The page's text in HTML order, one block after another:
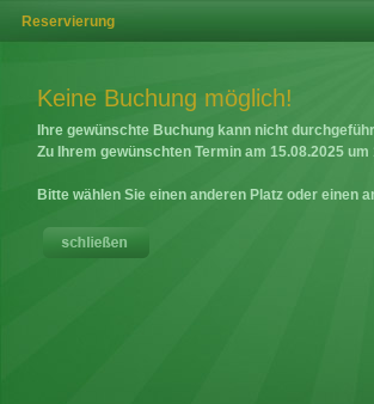
Reservierung
Keine Buchung möglich!
Ihre gewünschte Buchung kann nicht
Zu Ihrem gewünschten Termin am 15.08.2025 um
Bitte wählen Sie einen anderen Platz oder einen